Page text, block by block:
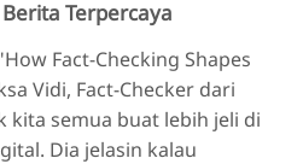
Terpercaya
Fact-Checking Shapes
Vidi, Fact-Checker dari
kita semua buat lebih jeli di
Dia jelasin kalau